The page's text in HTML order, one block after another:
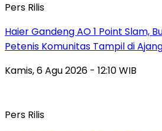
Pers Rilis
Haier Gandeng AO 1 Point Slam,
Petenis Komunitas Tampil di
Kamis, 6 Agu 2026 - 12:10 WIB
Pers Rilis